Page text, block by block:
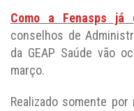
Como a Fenasps já
conselhos de
da GEAP Saúde vão
março.
Realizado somente